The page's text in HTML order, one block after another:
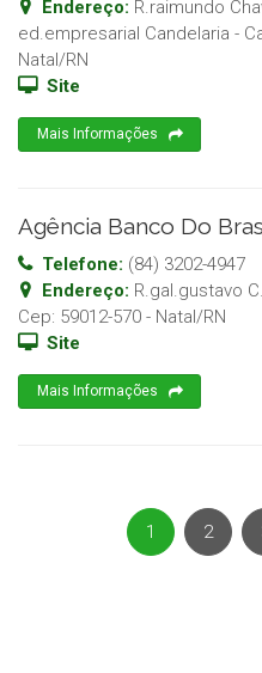
Endereço: R.raimundo
ed.empresarial Candelaria -
Natal/RN
Site
Mais Informações
Agência Banco Do
Telefone: (84) 3202-4947
Endereço: R.gal.gustavo
Cep: 59012-570 - Natal/RN
Site
Mais Informações
1 2